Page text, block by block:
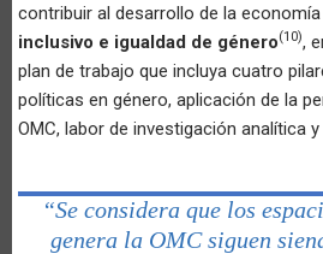
contribuir al desarrollo de la economía
inclusivo e igualdad de género(10),
plan de trabajo que incluya cuatro
políticas en género, aplicación de la
OMC, labor de investigación analítica
“Se considera que los
genera la OMC siguen